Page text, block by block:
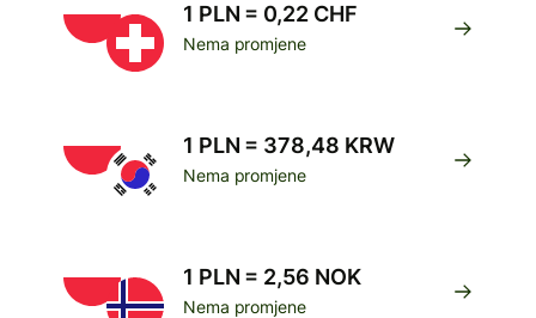
1 PLN = 0,22 CHF
Nema promjene
1 PLN = 378,48 KRW
Nema promjene
1 PLN = 2,56 NOK
Nema promjene